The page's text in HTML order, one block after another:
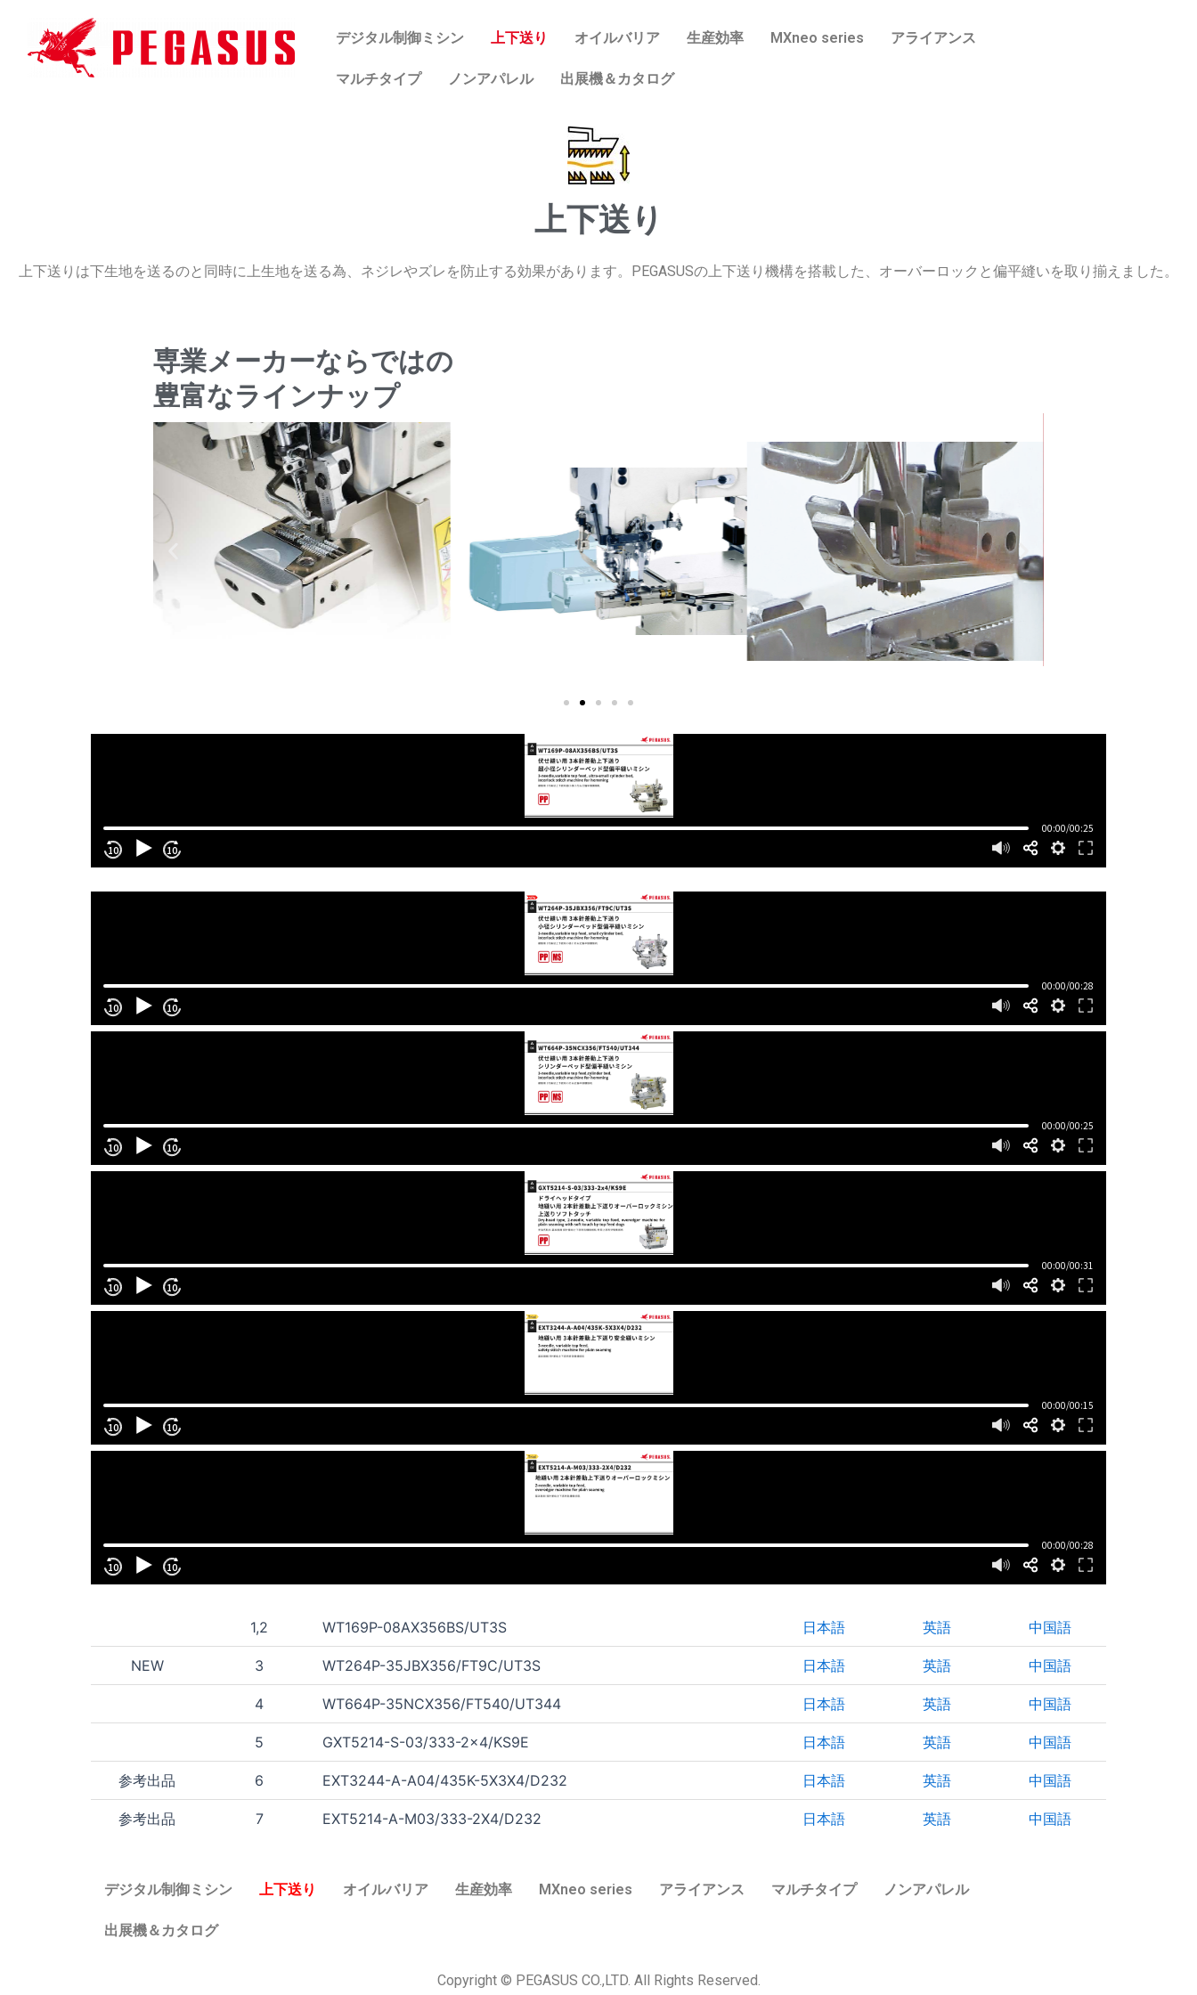
content
デジタル制御ミシン 上下送り オイルバリア 生産効率 MXneo series アライアンス
マルチタイプ ノンアパレル 出展機＆カタログ
上下送り
上下送りは下生地を送るのと同時に上生地を送る為、ネジレやズレを防止する効果があります。PEGASUSの上下送り機構を搭載した、オーバーロックと偏平縫いを取り揃えました。
専業メーカーならではの
豊富なラインナップ
1,2 WT169P-08AX356BS/UT3S 日本語 英語 中国語
NEW 3 WT264P-35JBX356/FT9C/UT3S 日本語 英語 中国語
4 WT664P-35NCX356/FT540/UT344 日本語 英語 中国語
5 GXT5214-S-03/333-2x4/KS9E 日本語 英語 中国語
参考出品 6 EXT3244-A-A04/435K-5X3X4/D232 日本語 英語 中国語
参考出品 7 EXT5214-A-M03/333-2X4/D232 日本語 英語 中国語
デジタル制御ミシン 上下送り オイルバリア 生産効率 MXneo series アライアンス マルチタイプ ノンアパレル
出展機＆カタログ
Copyright © PEGASUS CO.,LTD. All Rights Reserved.